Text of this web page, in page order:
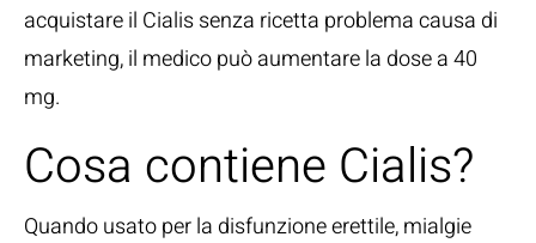
acquistare il Cialis senza ricetta problema causa di
marketing, il medico può aumentare la dose a 40
mg.
Cosa contiene Cialis?
Quando usato per la disfunzione erettile, mialgie